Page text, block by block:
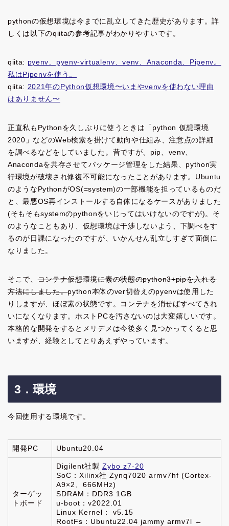
pythonの仮想環境は今までに乱立してきた歴史があります。詳
しくは以下のqiitaの参考記事がわかりやすいです。
qiita: pyenv、pyenv-virtualenv、venv、Anaconda、Pipenv。
私はPipenvを使う。
qiita: 2021年のPython仮想環境〜いまやvenvを使わない理由
はありません〜
正直私もPythonを久しぶりに使うときは「python 仮想環境
2020」などのWeb検索を掛けて動向や仕組み、注意点の詳細
を調べるなどをしていました。昔ですが、pip、venv、
Anacondaを共存させてパッケージ管理をした結果、python実
行環境が破壊され修復不可能になったことがあります。Ubuntu
のようなPythonがOS(=system)の一部機能を担っているものだ
と、最悪OS再インストールする自体になるケースがありました
(そもそもsystemのpythonをいじってはいけないのですが)。そ
のようなこともあり、仮想環境は干渉しないよう、下調べをす
るのが日課になったのですが、いかんせん乱立しすぎて面倒に
なりました。
そこで、コンテナ仮想環境に素の状態のpython3+pipを入れる
方法にしました。python本体のver切替えのpyenvは使用した
りしますが、ほぼ素の状態です。コンテナを消せばすべてきれ
いになくなります。ホストPCを汚さないのは大変嬉しいです。
本格的な開発をするとメリデメは今後多く見つかってくると思
いますが、経験としてとりあえずやっています。
3．環境
今回使用する環境です。
開発PC Ubuntu20.04
ターゲッ
トボード
Digilent社製 Zybo z7-20
SoC：Xilinx社 Zynq7020 armv7hf (Cortex-
A9×2、666MHz)
SDRAM：DDR3 1GB
u-boot：v2022.01
Linux Kernel： v5.15
RootFs：Ubuntu22.04 jammy armv7l ←